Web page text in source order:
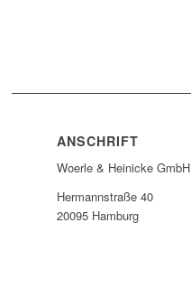
ANSCHRIFT
Woerle & Heinicke GmbH
Hermannstraße 40
20095 Hamburg